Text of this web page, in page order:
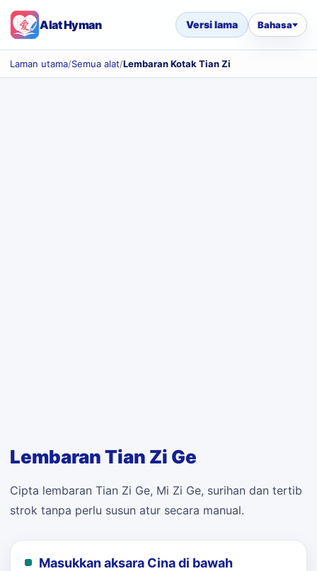
Alat Hyman Versi lama Bahasa
Laman utama/Semua alat/Lembaran Kotak Tian Zi
Lembaran Tian Zi Ge
Cipta lembaran Tian Zi Ge, Mi Zi Ge, surihan dan tertib
strok tanpa perlu susun atur secara manual.
Masukkan aksara Cina di bawah